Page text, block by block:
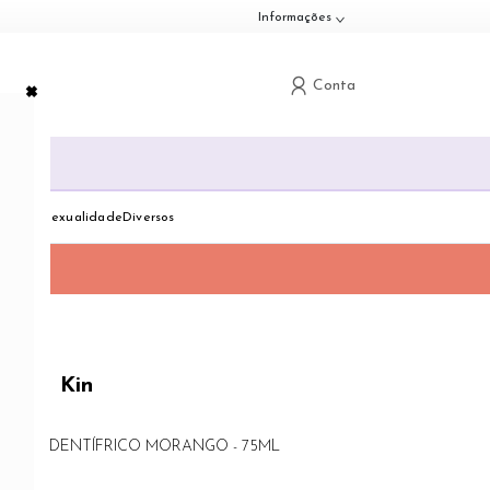
Informações
Conta
Toggle dropdown
SexualidadeToggle dropdown
DiversosToggle dropdown
Kin
GEL DENTÍFRICO MORANGO - 75ML
×